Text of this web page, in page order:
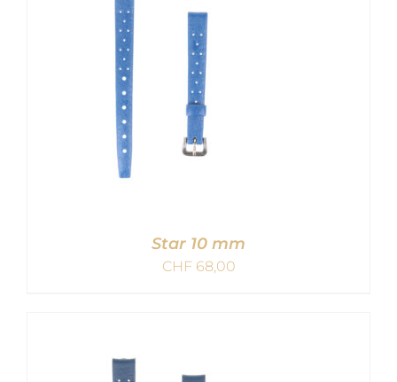
Star 10 mm
CHF68,00